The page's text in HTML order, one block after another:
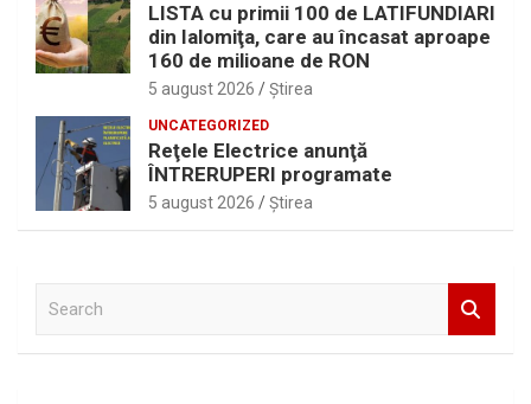
LISTA cu primii 100 de LATIFUNDIARI
din Ialomiţa, care au încasat aproape
160 de milioane de RON
5 august 2026 Ştirea
UNCATEGORIZED
Reţele Electrice anunţă
ÎNTRERUPERI programate
5 august 2026 Ştirea